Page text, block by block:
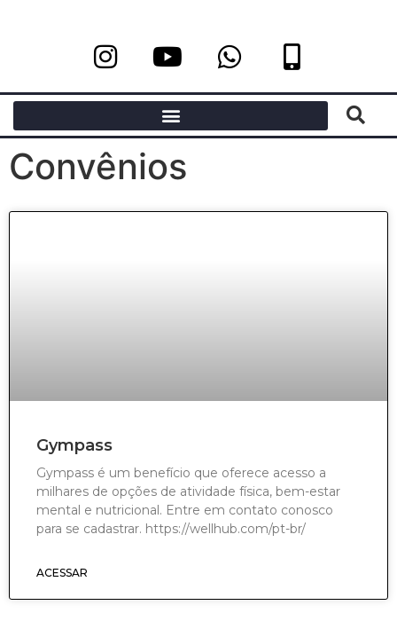
Convênios
Gympass
Gympass é um benefício que oferece acesso a
milhares de opções de atividade física, bem-estar
mental e nutricional. Entre em contato conosco
para se cadastrar. https://wellhub.com/pt-br/
ACESSAR